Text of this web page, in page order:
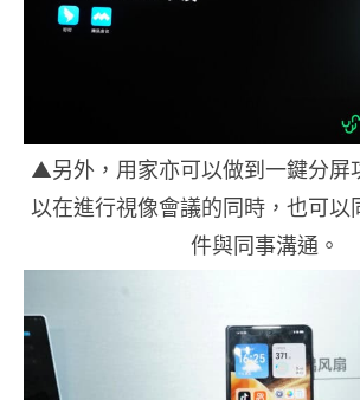
▲另外，用家亦可以做到一鍵分屏
以在進行視像會議的同時，也可以
件與同事溝通。